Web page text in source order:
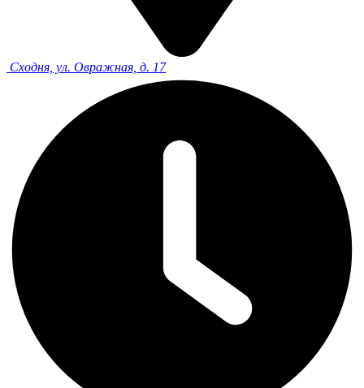
Сходня, ул. Овражная, д. 17